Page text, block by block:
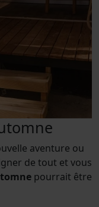
aventure ou
de tout et vous
pourrait être